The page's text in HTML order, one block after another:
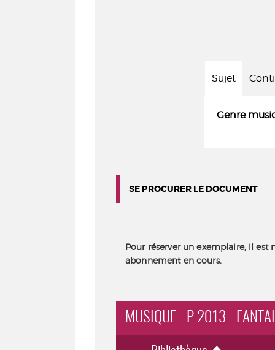
Sujet
Genre
SE PROCURER LE DOCUMENT
Pour réserver un exemplaire, il est
abonnement en cours.
MUSIQUE - P 2013 -